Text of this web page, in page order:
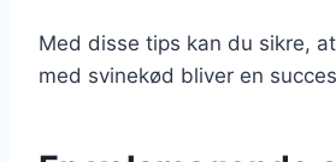
Med disse tips kan du sikre,
med svinekød bliver en